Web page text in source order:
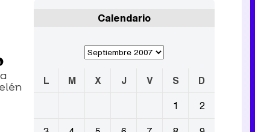
Calendario
L M X J V S
D
1
2